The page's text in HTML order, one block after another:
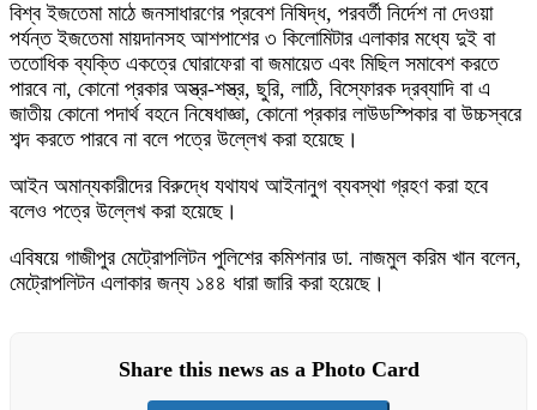
বিশ্ব ইজতেমা মাঠে জনসাধারণের প্রবেশ নিষিদ্ধ, পরবর্তী নির্দেশ না দেওয়া
পর্যন্ত ইজতেমা মায়দানসহ আশপাশের ৩ কিলোমিটার এলাকার মধ্যে দুই বা
ততোধিক ব্যক্তি একত্রে ঘোরাফেরা বা জমায়েত এবং মিছিল সমাবেশ করতে
পারবে না, কোনো প্রকার অস্ত্র-শস্ত্র, ছুরি, লাঠি, বিস্ফোরক দ্রব্যাদি বা এ
জাতীয় কোনো পদার্থ বহনে নিষেধাজ্ঞা, কোনো প্রকার লাউডস্পিকার বা উচ্চস্বরে
শব্দ করতে পারবে না বলে পত্রে উল্লেখ করা হয়েছে।
আইন অমান্যকারীদের বিরুদ্ধে যথাযথ আইনানুগ ব্যবস্থা গ্রহণ করা হবে
বলেও পত্রে উল্লেখ করা হয়েছে।
এবিষয়ে গাজীপুর মেট্রোপলিটন পুলিশের কমিশনার ডা. নাজমুল করিম খান বলেন,
মেট্রোপলিটন এলাকার জন্য ১৪৪ ধারা জারি করা হয়েছে।
Share this news as a Photo Card